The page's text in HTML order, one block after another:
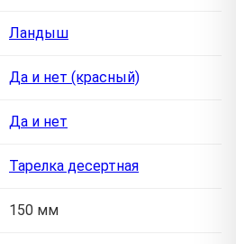
Ландыш
Да и нет (красный)
Да и нет
Тарелка десертная
150 мм